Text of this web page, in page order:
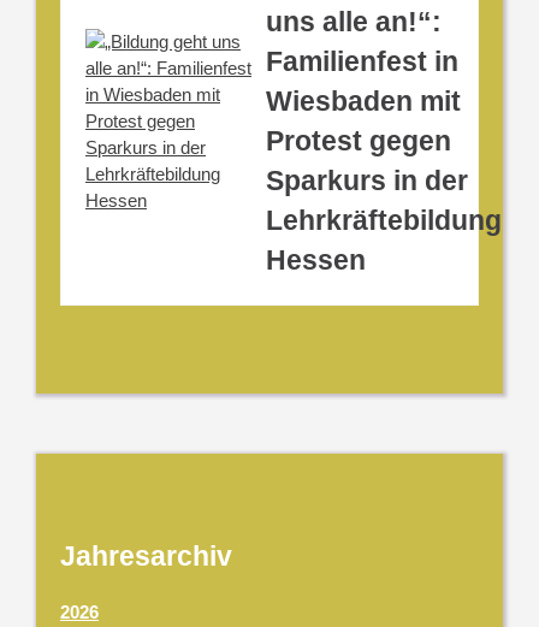
uns alle an!“:
Familienfest in
Wiesbaden mit
Protest gegen
Sparkurs in der
Lehrkräftebildung
Hessen
Jahresarchiv
2026